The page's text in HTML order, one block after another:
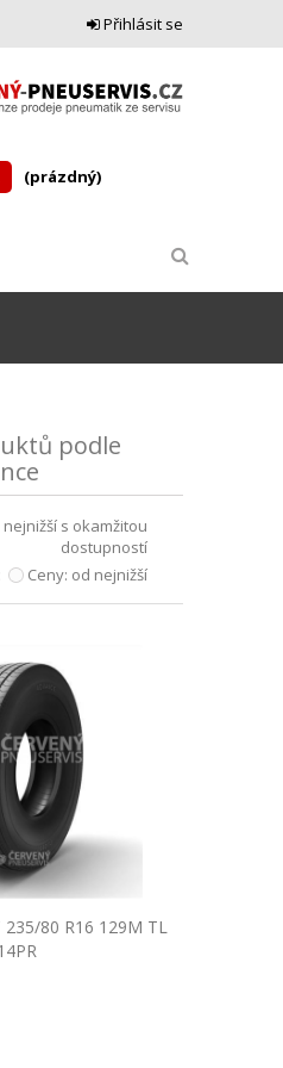
Přihlásit se
(prázdný)
podle
nejnižší s okamžitou
dostupností
Ceny: od nejnižší
235/80 R16 129M TL